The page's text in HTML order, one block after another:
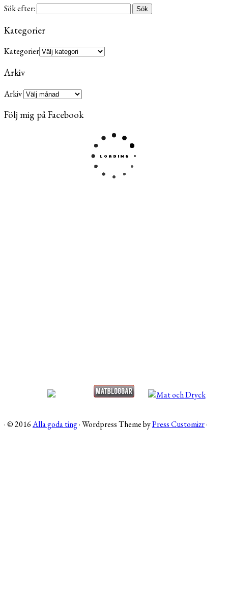
Sök efter:
Kategorier
Kategorier
Arkiv
Arkiv
Följ mig på Facebook
·© 2016Alla goda ting·Wordpress Theme byPress Customizr·